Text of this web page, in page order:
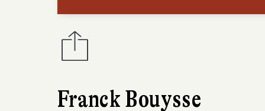
Franck Bouysse